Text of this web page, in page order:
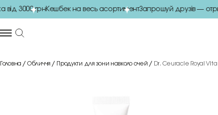
3000 грнКешбек на весь асортиментЗапрошуй друзів —
Головна Обличчя Продукти для зони навколо очей Dr. Ceuracle Royal